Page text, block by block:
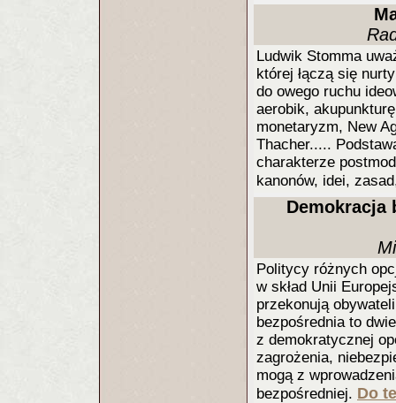
Ludwik Stomma
której łączą się
do owego ruchu
aerobik,
monetaryzm, New
Thacher.....
charakterze
kanonów, idei,
Demokracja
Politycy różnych
w skład Unii
przekonują
bezpośrednia to
z demokratycznej
zagrożenia,
mogą z
bezpośredniej. Do